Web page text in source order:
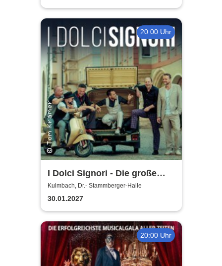
20:00 Uhr
I Dolci Signori - Die große
Nacht der italienischen
Welthits
Kulmbach, Dr.- Stammberger-Halle
30.01.2027
20:00 Uhr